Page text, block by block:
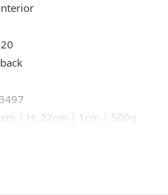
| H: 27cm | 1cm | 500g